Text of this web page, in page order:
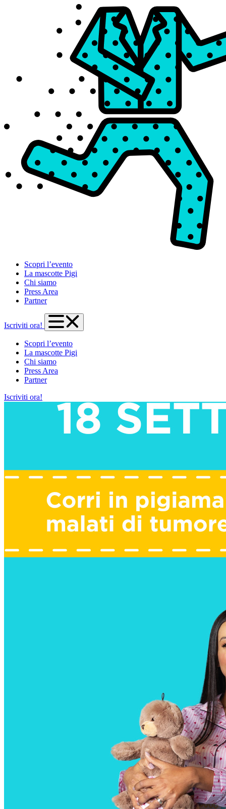
Scopri l’evento
La mascotte Pigi
Chi siamo
Press Area
Partner
Iscriviti ora!
Apri il menu
Scopri l’evento
La mascotte Pigi
Chi siamo
Press Area
Partner
Iscriviti ora!